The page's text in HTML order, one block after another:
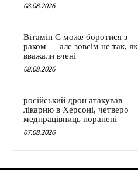
08.08.2026
Вітамін C може боротися з
раком — але зовсім не так, як
вважали вчені
08.08.2026
російський дрон атакував
лікарню в Херсоні, четверо
медпрацівниць поранені
07.08.2026